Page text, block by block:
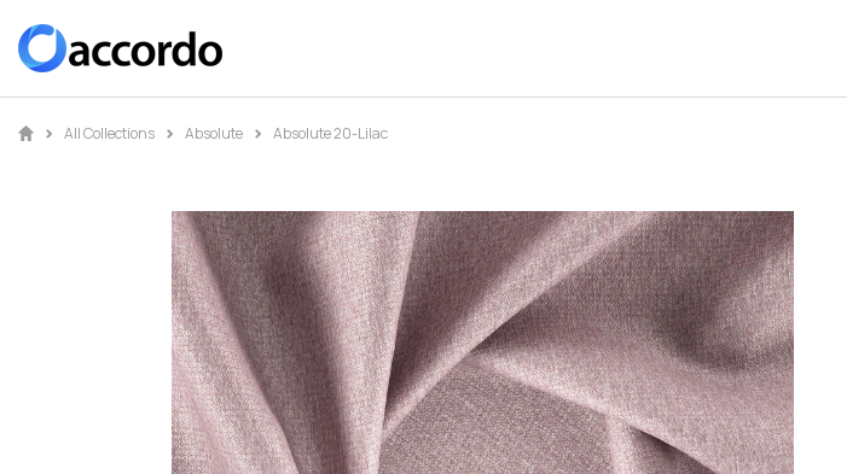
All Collections Absolute Absolute 20-Lilac